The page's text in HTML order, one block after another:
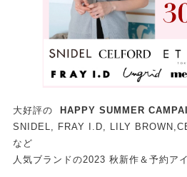
大好評の HAPPY SUMMER
SNIDEL, FRAY I.D, LILY
など
人気ブランドの2023 秋新作＆予約ア